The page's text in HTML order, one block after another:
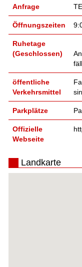
Anfrage
Öffnungszeiten
Ruhetage
(Geschlossen)
öffentliche
Verkehrsmittel
Parkplätze
Offizielle
Webseite
Landkarte